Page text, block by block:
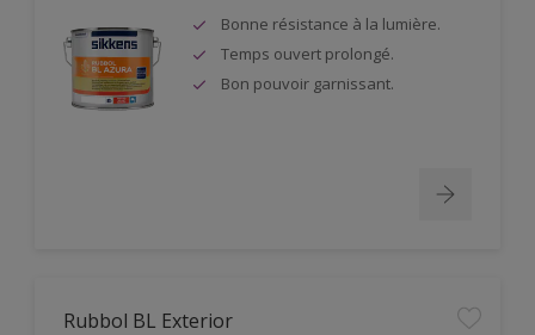
Bonne résistance à la lumière.
Temps ouvert prolongé.
Bon pouvoir garnissant.
Rubbol BL Exterior